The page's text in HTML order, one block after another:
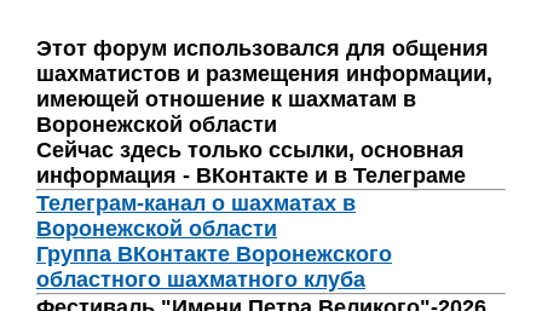
Этот форум использовался для общения
шахматистов и размещения информации,
имеющей отношение к шахматам в
Воронежской области
Сейчас здесь только ссылки, основная
информация - ВКонтакте и в Телеграме
Телеграм-канал о шахматах в
Воронежской области
Группа ВКонтакте Воронежского
областного шахматного клуба